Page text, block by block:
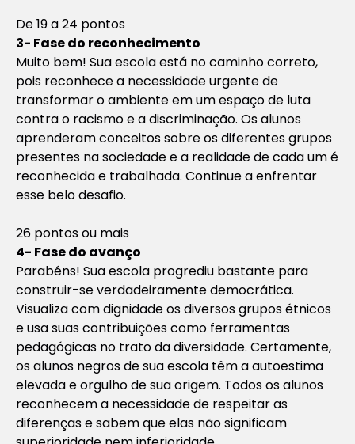
De 19 a 24 pontos
3- Fase do reconhecimento
Muito bem! Sua escola está no caminho correto,
pois reconhece a necessidade urgente de
transformar o ambiente em um espaço de luta
contra o racismo e a discriminação. Os alunos
aprenderam conceitos sobre os diferentes grupos
presentes na sociedade e a realidade de cada um é
reconhecida e trabalhada. Continue a enfrentar
esse belo desafio.
26 pontos ou mais
4- Fase do avanço
Parabéns! Sua escola progrediu bastante para
construir-se verdadeiramente democrática.
Visualiza com dignidade os diversos grupos étnicos
e usa suas contribuições como ferramentas
pedagógicas no trato da diversidade. Certamente,
os alunos negros de sua escola têm a autoestima
elevada e orgulho de sua origem. Todos os alunos
reconhecem a necessidade de respeitar as
diferenças e sabem que elas não significam